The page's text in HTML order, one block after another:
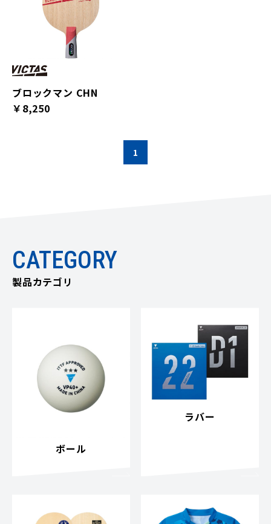
ブロックマン CHN
￥8,250
1
CATEGORY
製品カテゴリ
ボール
ラバー